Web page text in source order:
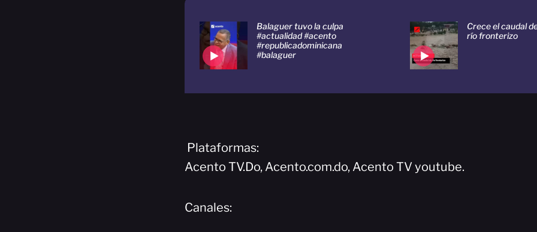
Balaguer tuvo la culpa
#actualidad #acento
#republicadominicana
#balaguer
Crece el caudal
río fronterizo
Plataformas:
Acento TV.Do, Acento.com.do, Acento TV youtube.
Canales: